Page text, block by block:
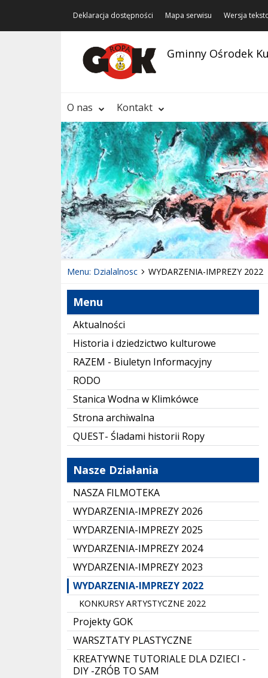
Deklaracja dostępności Mapa serwisu Wersja
Gminny Ośrodek
O nas Kontakt
Menu: Dzialalnosc WYDARZENIA-IMPREZY 2022
Menu
Aktualności
Historia i dziedzictwo kulturowe
RAZEM - Biuletyn Informacyjny
RODO
Stanica Wodna w Klimkówce
Strona archiwalna
QUEST- Śladami historii Ropy
Nasze Działania
NASZA FILMOTEKA
WYDARZENIA-IMPREZY 2026
WYDARZENIA-IMPREZY 2025
WYDARZENIA-IMPREZY 2024
WYDARZENIA-IMPREZY 2023
WYDARZENIA-IMPREZY 2022
KONKURSY ARTYSTYCZNE 2022
Projekty GOK
WARSZTATY PLASTYCZNE
KREATYWNE TUTORIALE DLA DZIECI -
DIY -ZRÓB TO SAM